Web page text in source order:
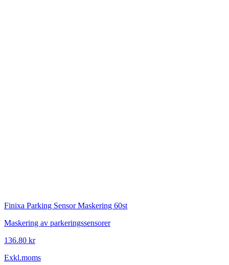
Finixa Parking Sensor Maskering 60st
Maskering av parkeringssensorer
136.80 kr
Exkl.moms